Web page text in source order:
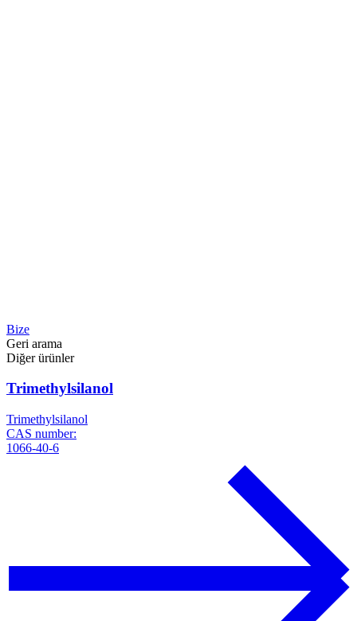
Bize
Geri arama
Diğer ürünler
Trimethylsilanol
Trimethylsilanol
CAS number:
1066-40-6